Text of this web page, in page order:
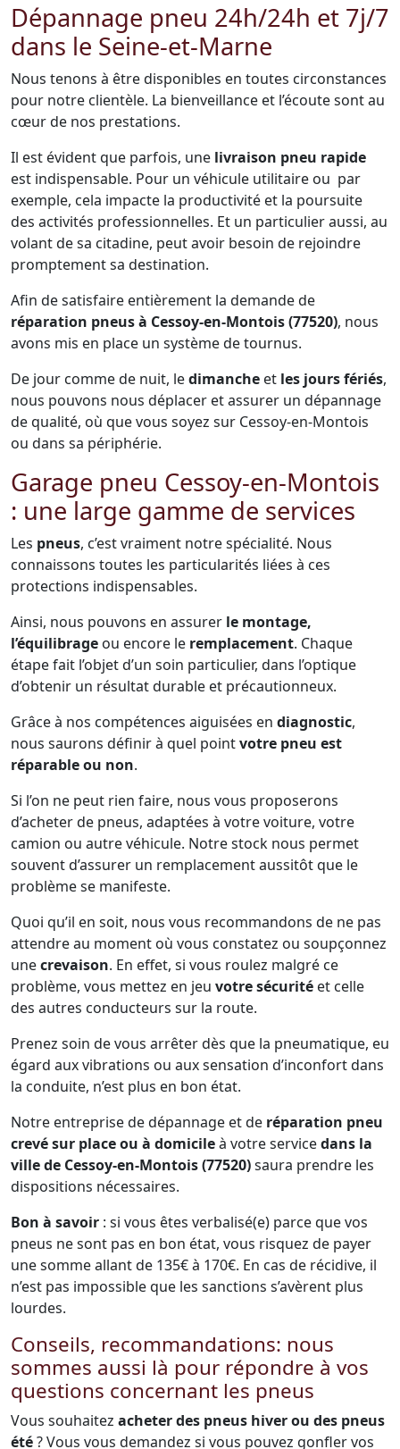
Dépannage pneu 24h/24h et 7j/7
dans le Seine-et-Marne
Nous tenons à être disponibles en toutes circonstances
pour notre clientèle. La bienveillance et l’écoute sont au
cœur de nos prestations.
Il est évident que parfois, une livraison pneu rapide
est indispensable. Pour un véhicule utilitaire ou par
exemple, cela impacte la productivité et la poursuite
des activités professionnelles. Et un particulier aussi, au
volant de sa citadine, peut avoir besoin de rejoindre
promptement sa destination.
Afin de satisfaire entièrement la demande de
réparation pneus à Cessoy-en-Montois (77520), nous
avons mis en place un système de tournus.
De jour comme de nuit, ledimanche et les jours fériés,
nous pouvons nous déplacer et assurer un dépannage
de qualité, où que vous soyez sur Cessoy-en-Montois
ou dans sa périphérie.
Garage pneu Cessoy-en-Montois
: une large gamme de services
Les pneus, c’est vraiment notre spécialité. Nous
connaissons toutes les particularités liées à ces
protections indispensables.
Ainsi, nous pouvons en assurer le montage,
l’équilibrage ou encore le remplacement. Chaque
étape fait l’objet d’un soin particulier, dans l’optique
d’obtenir un résultat durable et précautionneux.
Grâce à nos compétences aiguisées en diagnostic,
nous saurons définir à quel pointvotre pneu est
réparable ou non.
Si l’on ne peut rien faire, nous vous proposerons
d’acheter de pneus, adaptées à votre voiture, votre
camion ou autre véhicule. Notre stock nous permet
souvent d’assurer un remplacement aussitôt que le
problème se manifeste.
Quoi qu’il en soit, nous vous recommandons de ne pas
attendre au moment où vous constatez ou soupçonnez
unecrevaison. En effet, si vous roulez malgré ce
problème, vous mettez en jeu votre sécurité et celle
des autres conducteurs sur la route.
Prenez soin de vous arrêter dès que la pneumatique, eu
égard aux vibrations ou aux sensation d’inconfort dans
la conduite, n’est plus en bon état.
Notre entreprise de dépannage et de réparation pneu
crevé sur place ou à domicileà votre servicedans la
ville de Cessoy-en-Montois (77520)saura prendre les
dispositions nécessaires.
Bon à savoir : si vous êtes verbalisé(e) parce que vos
pneus ne sont pas en bon état, vous risquez de payer
une somme allant de 135€ à 170€. En cas de récidive, il
n’est pas impossible que les sanctions s’avèrent plus
lourdes.
Conseils, recommandations: nous
sommes aussi là pour répondre à vos
questions concernant les pneus
Vous souhaitez acheter des pneus hiver ou des pneus
été? Vous vous demandez si vous pouvez gonfler vos